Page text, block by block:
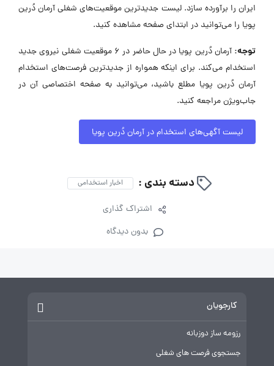
ایران را برآورده سازد. لیست جدیدترین موقعیت‌های شغلی آرمان دُرین
پویا را می‌توانید در ابتدای صفحه مشاهده کنید.
توجه:
آرمان دُرین پویا در حال حاضر در ۶ موقعیت شغلی نیروی جدید
استخدام می‌کند. برای اینکه همواره از جدیدترین فرصت‌های استخدام
آرمان دُرین پویا مطلع باشید، می‌توانید به صفحه اختصاصی آن در
جاب‌ویژن مراجعه کنید.
لیست آگهی‌های استخدام در آرمان دُرین پویا
دسته بندی : اخبار استخدامی
اشتراک گذاری
بدون دیدگاه
کارجویان
رزومه ساز دوزبانه
جستجوی فرصت های شغلی